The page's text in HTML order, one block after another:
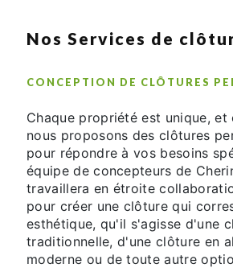
Nos Services de
CONCEPTION DE CLÔTURES
Chaque propriété est unique,
nous proposons des clôtures
pour répondre à vos besoins
équipe de concepteurs de
travaillera en étroite
pour créer une clôture qui
esthétique, qu'il s'agisse d'une
traditionnelle, d'une clôture en
moderne ou de toute autre